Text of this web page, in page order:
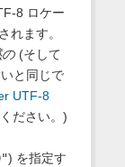
8 ロケー
れます。
の(そして
と同じで
UTF-8
ださい。)
) を指定す